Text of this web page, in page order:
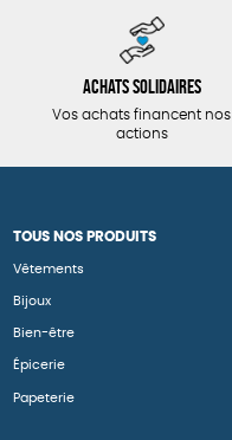
Achats solidaires
Vos achats financent nos
actions
TOUS NOS PRODUITS
Vêtements
Bijoux
Bien-être
Épicerie
Papeterie